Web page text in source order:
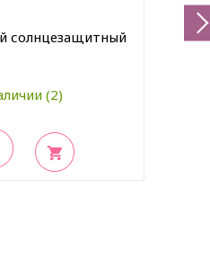
солнцезащитный
(2)